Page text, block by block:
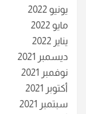
يونيو 2022
مايو 2022
يناير 2022
ديسمبر 2021
نوفمبر 2021
أكتوبر 2021
سبتمبر 2021